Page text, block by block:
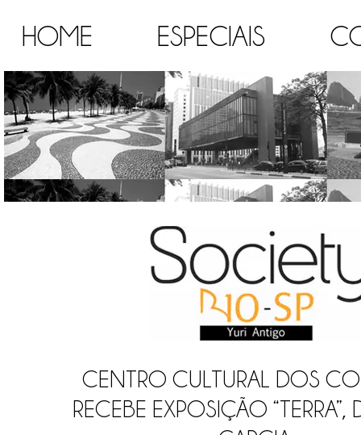
HOME ESPECIAIS
CENTRO CULTURAL DOS
RECEBE EXPOSIÇÃO “TERRA”,